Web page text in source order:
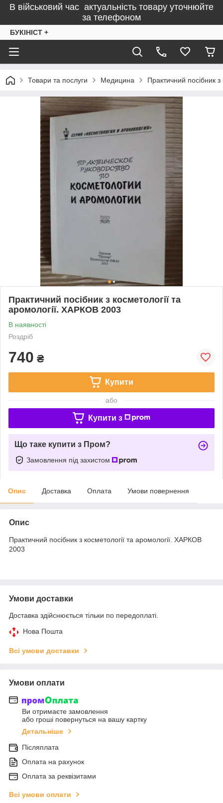
В військовий час актуальність товару уточнюйте
за телефоном
БУКІНІСТ +
Товари та послуги Медицина Практичний посібник
Практичний посібник з косметології та
аромології. ХАРКОВ 2003
В наявності
Роздріб
740 ₴
Купити
або
Купити з
Що таке купити з Пром?
Замовлення під захистом
Опис Доставка Оплата Умови повернення
Опис
Практичний посібник з косметології та аромології. ХАРКОВ
2003
Умови доставки
Доставка здійснюється тільки по передоплаті.
Нова Пошта
Всі умови доставки
Умови оплати
Ви отримаєте замовлення
або гроші повернуться на вашу картку
Детальніше
Післяплата
Оплата на рахунок
Оплата за реквізитами
Всі умови оплати